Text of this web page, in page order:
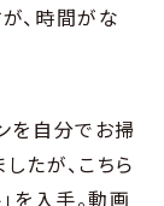
、時間がな
を自分でお掃
たが、こちら
を入手。動画